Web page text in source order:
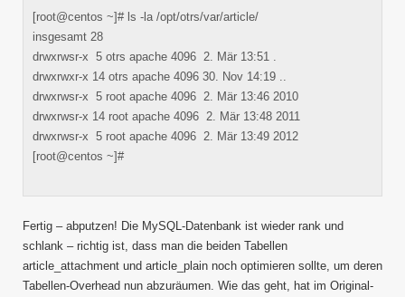
[root@centos ~]# ls -la /opt/otrs/var/article/
insgesamt 28
drwxrwsr-x 5 otrs apache 4096 2. Mär 13:51 .
drwxrwxr-x 14 otrs apache 4096 30. Nov 14:19 ..
drwxrwsr-x 5 root apache 4096 2. Mär 13:46 2010
drwxrwsr-x 14 root apache 4096 2. Mär 13:48 2011
drwxrwsr-x 5 root apache 4096 2. Mär 13:49 2012
[root@centos ~]#
Fertig – abputzen! Die MySQL-Datenbank ist wieder rank und
schlank – richtig ist, dass man die beiden Tabellen
article_attachment und article_plain noch optimieren sollte, um deren
Tabellen-Overhead nun abzuräumen. Wie das geht, hat im Original-